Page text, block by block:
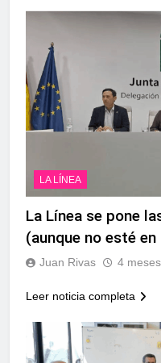
LA LÍNEA
La Línea se pone
(aunque no esté
Juan Rivas 4
Leer noticia completa